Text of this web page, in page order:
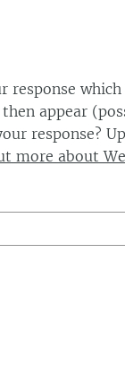
response
appear
response?
more about